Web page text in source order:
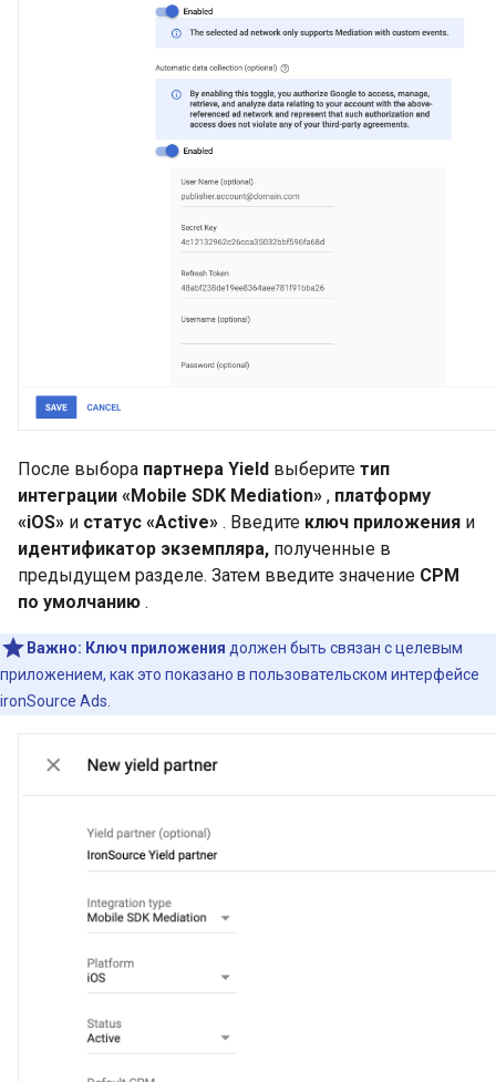
После выбора партнера Yield выберите тип
интеграции «Mobile SDK Mediation» , платформу
«iOS» и статус «Active» . Введите ключ приложения и
идентификатор экземпляра, полученные в
предыдущем разделе. Затем введите значение CPM
по умолчанию .
Важно: Ключ приложения должен быть связан с целевым
приложением, как это показано в пользовательском интерфейсе
ironSource Ads.